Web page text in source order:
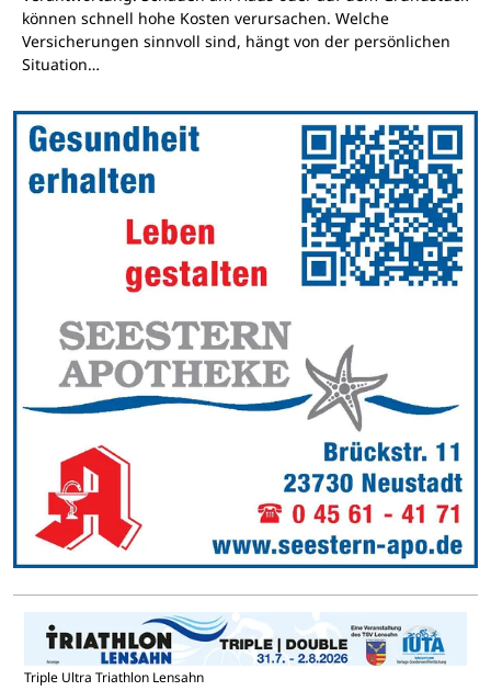
können schnell hohe Kosten verursachen. Welche
Versicherungen sinnvoll sind, hängt von der persönlichen
Situation…
Triple Ultra Triathlon Lensahn